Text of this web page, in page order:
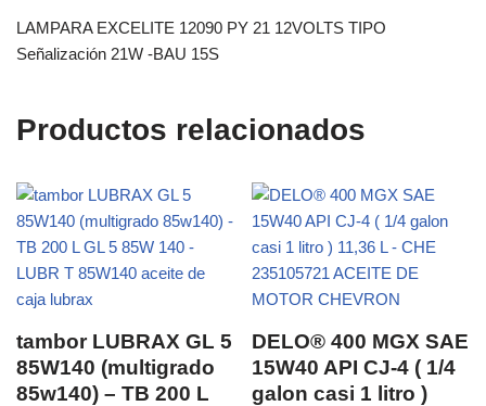
LAMPARA EXCELITE 12090 PY 21 12VOLTS TIPO
Señalización 21W -BAU 15S
Productos relacionados
tambor LUBRAX GL 5
85W140 (multigrado
85w140) – TB 200 L
DELO® 400 MGX SAE
15W40 API CJ-4 ( 1/4
galon casi 1 litro )